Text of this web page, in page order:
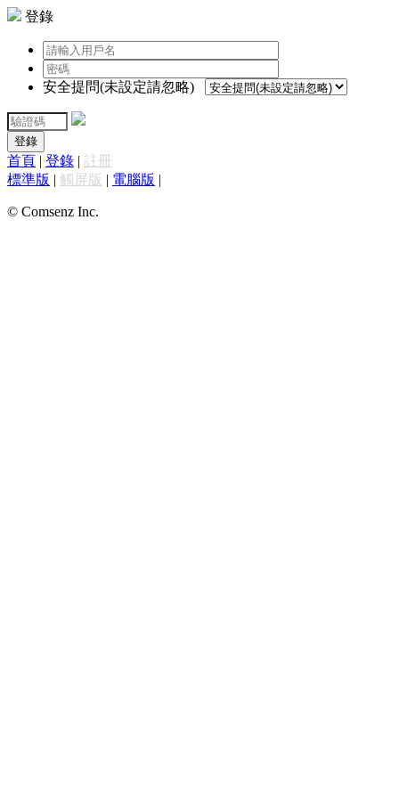
登錄
安全提問(未設定請忽略)
登錄
首頁 | 登錄 | 註冊
標準版 | 觸屏版 | 電腦版 |
© Comsenz Inc.